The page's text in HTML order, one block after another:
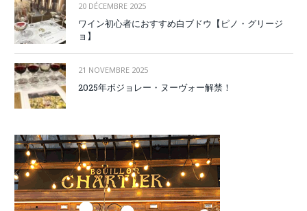
20 DÉCEMBRE 2025
ワイン初心者におすすめ白ブドウ【ピノ・グリージ
ョ】
21 NOVEMBRE 2025
2025年ボジョレー・ヌーヴォー解禁！